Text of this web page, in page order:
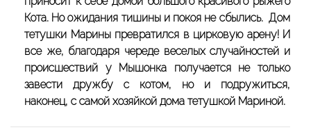
Кота. Но ожидания тишины и покоя не сбылись. Дом
тетушки Марины превратился в цирковую арену! И
все же, благодаря череде веселых случайностей и
происшествий у Мышонка получается не только
завести дружбу с котом, но и подружиться,
наконец, с самой хозяйкой дома тетушкой Мариной.